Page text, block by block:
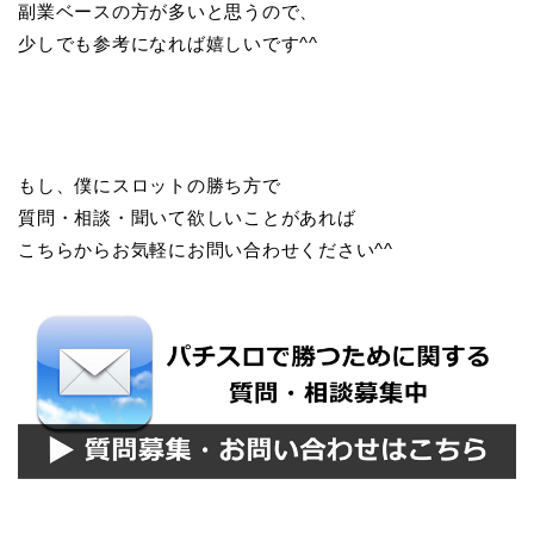
副業ベースの方が多いと思うので、
少しでも参考になれば嬉しいです^^
もし、僕にスロットの勝ち方で
質問・相談・聞いて欲しいことがあれば
こちらからお気軽にお問い合わせください^^